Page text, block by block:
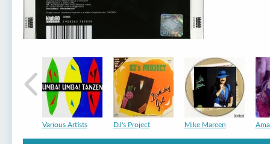
Various Artists DJ's Project Mike Mareen